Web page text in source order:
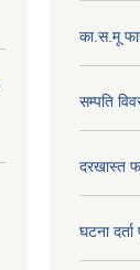
का.स.मू
सम्पति
दरखास्त
घटना